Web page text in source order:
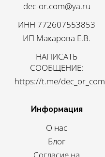
dec-or.com@ya.ru
ИНН 772607553853
ИП Макарова Е.В.
НАПИСАТЬ
СООБЩЕНИЕ:
https://t.me/dec_or_com
Информация
О нас
Блог